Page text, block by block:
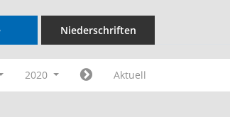
Niederschriften
2020 Aktuell